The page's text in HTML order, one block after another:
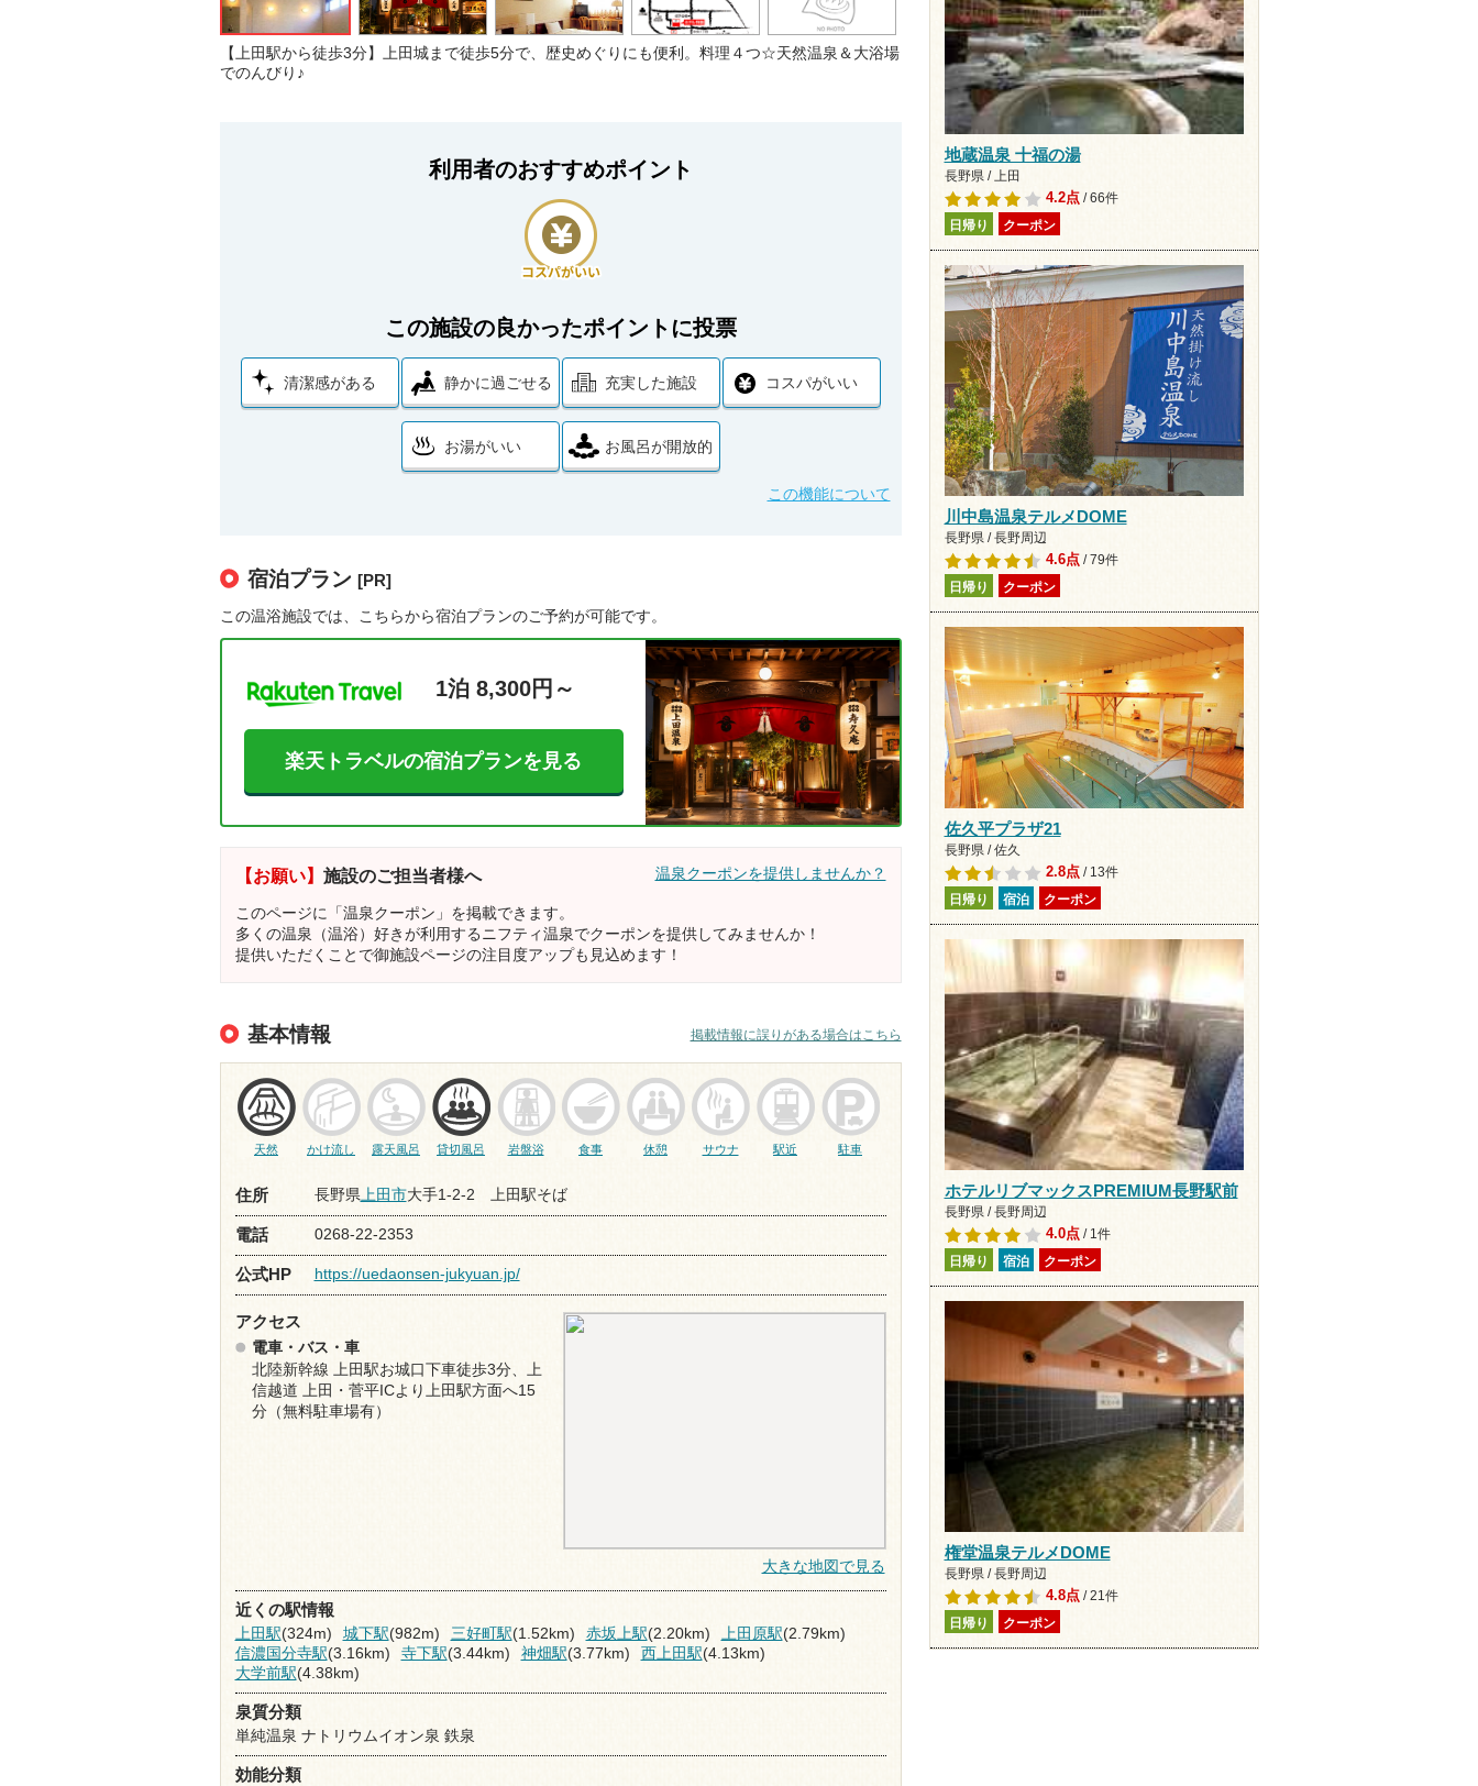
【上田駅から徒歩3分】上田城まで徒歩5分で、歴史めぐりにも便利。料理４つ☆天然温泉＆大浴場
でのんびり♪
利用者のおすすめポイント
この施設の良かったポイントに投票
清潔感がある 静かに過ごせる 充実した施設 コスパがいい
お湯がいい お風呂が開放的
この機能について
宿泊プラン [PR]
この温浴施設では、こちらから宿泊プランのご予約が可能です。
1泊 8,300円～
楽天トラベルの宿泊プランを見る
【お願い】 施設のご担当者様へ 温泉クーポンを提供しませんか？
このページに「温泉クーポン」を掲載できます。
多くの温泉（温浴）好きが利用するニフティ温泉でクーポンを提供してみませんか！
提供いただくことで御施設ページの注目度アップも見込めます！
基本情報 掲載情報に誤りがある場合はこちら
天然 かけ流し 露天風呂 貸切風呂 岩盤浴 食事 休憩 サウナ 駅近 駐車
住所 長野県 上田市大手1-2-2 上田駅そば
電話 0268-22-2353
公式HP https://uedaonsen-jukyuan.jp/
アクセス
電車・バス・車
北陸新幹線 上田駅お城口下車徒歩3分、上
信越道 上田・菅平ICより上田駅方面へ15
分（無料駐車場有）
大きな地図で見る
近くの駅情報
上田駅(324m) 城下駅(982m) 三好町駅(1.52km) 赤坂上駅(2.20km) 上田原駅(2.79km)
信濃国分寺駅(3.16km) 寺下駅(3.44km) 神畑駅(3.77km) 西上田駅(4.13km)
大学前駅(4.38km)
泉質分類
単純温泉 ナトリウムイオン泉 鉄泉
効能分類
地蔵温泉 十福の湯
長野県 / 上田
4.2点/ 66件
日帰り クーポン
川中島温泉テルメDOME
長野県 / 長野周辺
4.6点/ 79件
日帰り クーポン
佐久平プラザ21
長野県 / 佐久
2.8点/ 13件
日帰り 宿泊 クーポン
ホテルリブマックスPREMIUM長野駅前
長野県 / 長野周辺
4.0点/ 1件
日帰り 宿泊 クーポン
権堂温泉テルメDOME
長野県 / 長野周辺
4.8点/ 21件
日帰り クーポン